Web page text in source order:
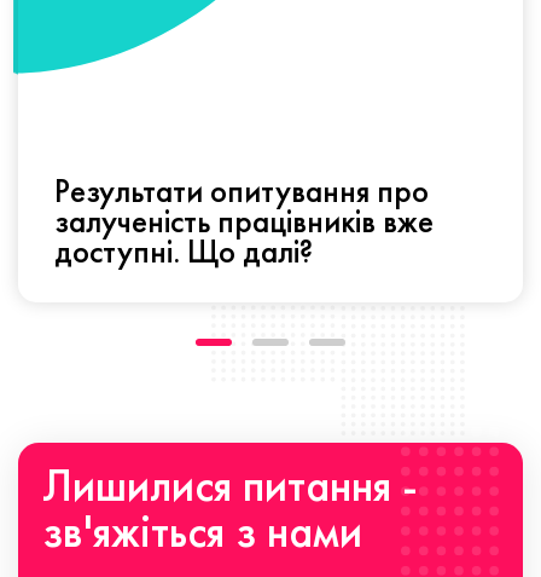
Результати опитування про
залученість працівників вже
доступні. Що далі?
Лишилися питання -
зв'яжіться з нами